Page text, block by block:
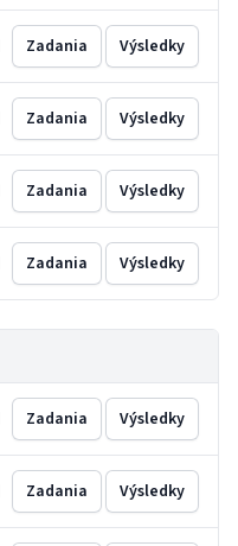
Zadania Výsledky
Zadania Výsledky
Zadania Výsledky
Zadania Výsledky
Zadania Výsledky
Zadania Výsledky